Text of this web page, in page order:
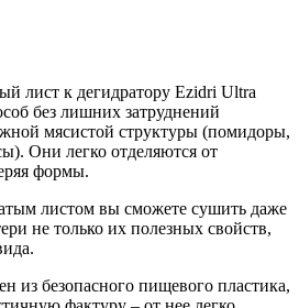
лист к дегидратору Ezidri Ultra
без лишних затруднений
мясистой структуры (помидоры,
Они легко отделяются от
формы.
листом вы сможете сушить даже
не только их полезных свойств,
из безопасного пищевого пластика,